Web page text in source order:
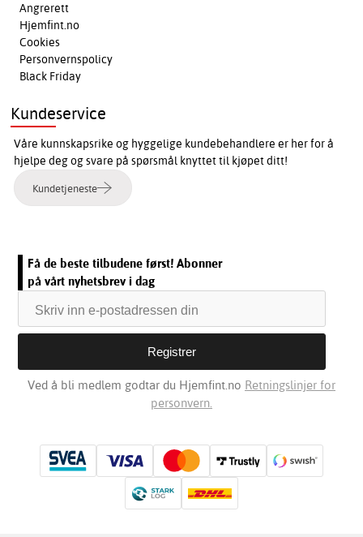
Angrerett
Hjemfint.no
Cookies
Personvernspolicy
Black Friday
Kundeservice
Våre kunnskapsrike og hyggelige kundebehandlere er her for å
hjelpe deg og svare på spørsmål knyttet til kjøpet ditt!
Kundetjeneste
Få de beste tilbudene først! Abonner
på vårt nyhetsbrev i dag
Ved å bli medlem godtar du Hjemfint.no Retningslinjer for
personvern.